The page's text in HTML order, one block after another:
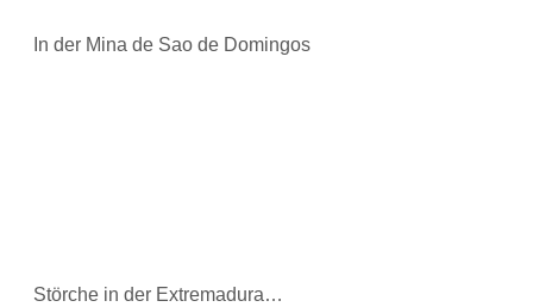
In der Mina de Sao de Domingos
Störche in der Extremadura…